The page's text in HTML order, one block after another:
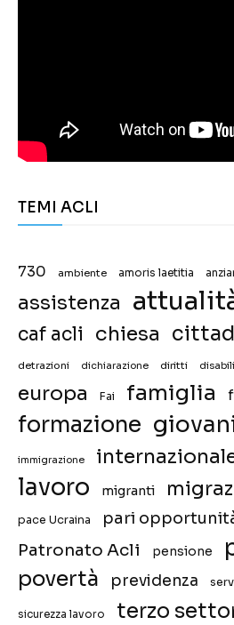
TEMI ACLI
730 ambiente amoris laetitia
assistenza
caf acli chiesa
detrazioni dichiarazione diritti
europa Fai famiglia
formazione
immigrazione
lavoro migranti
pace Ucraina pari
Patronato Acli pensione
povertà previdenza
sicurezza lavoro terzo